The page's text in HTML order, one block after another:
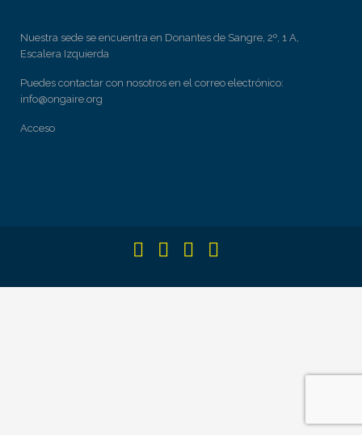
Nuestra sede se encuentra en Donantes de Sangre, 2º, 1 A,
Escalera Izquierda
Puedes contactar con nosotros en el correo electrónico:
info@ongaire.org
Acceso